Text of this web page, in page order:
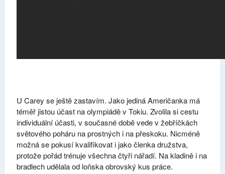
U Carey se ještě zastavím. Jako jediná Američanka má
téměř jistou účast na olympiádě v Tokiu. Zvolila si cestu
individuální účasti, v současné době vede v žebříčkách
světového poháru na prostných i na přeskoku. Nicméně
možná se pokusí kvalifikovat i jako členka družstva,
protože pořád trénuje všechna čtyři nářadí. Na kladině i na
bradlech udělala od loňska obrovský kus práce.